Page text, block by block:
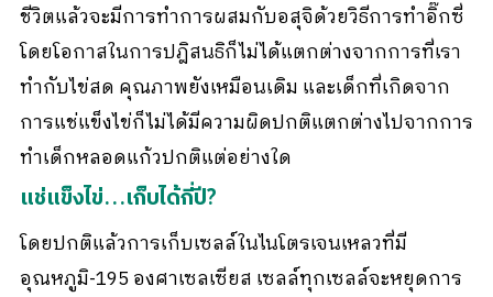
ชีวิตแล้วจะมีการทำการผสมกับอสุจิด้วยวิธีการทำอิ๊กซี่
โดยโอกาสในการปฎิสนธิก็ไม่ได้แตกต่างจากการที่เรา
ทำกับไข่สด คุณภาพยังเหมือนเดิม และเด็กที่เกิดจาก
การแช่แข็งไข่ก็ไม่ได้มีความผิดปกติแตกต่างไปจากการ
ทำเด็กหลอดแก้วปกติแต่อย่างใด
แช่แข็งไข่…เก็บได้กี่ปี?
โดยปกติแล้วการเก็บเซลล์ในไนโตรเจนเหลวที่มี
อุณหภูมิ-195 องศาเซลเซียส เซลล์ทุกเซลล์จะหยุดการ